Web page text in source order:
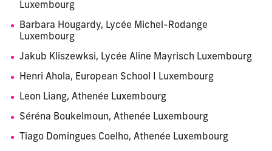
Luxembourg
Barbara Hougardy, Lycée Michel-Rodange
Luxembourg
Jakub Kliszewksi, Lycée Aline Mayrisch Luxembourg
Henri Ahola, European School I Luxembourg
Leon Liang, Athenée Luxembourg
Séréna Boukelmoun, Athenée Luxembourg
Tiago Domingues Coelho, Athenée Luxembourg